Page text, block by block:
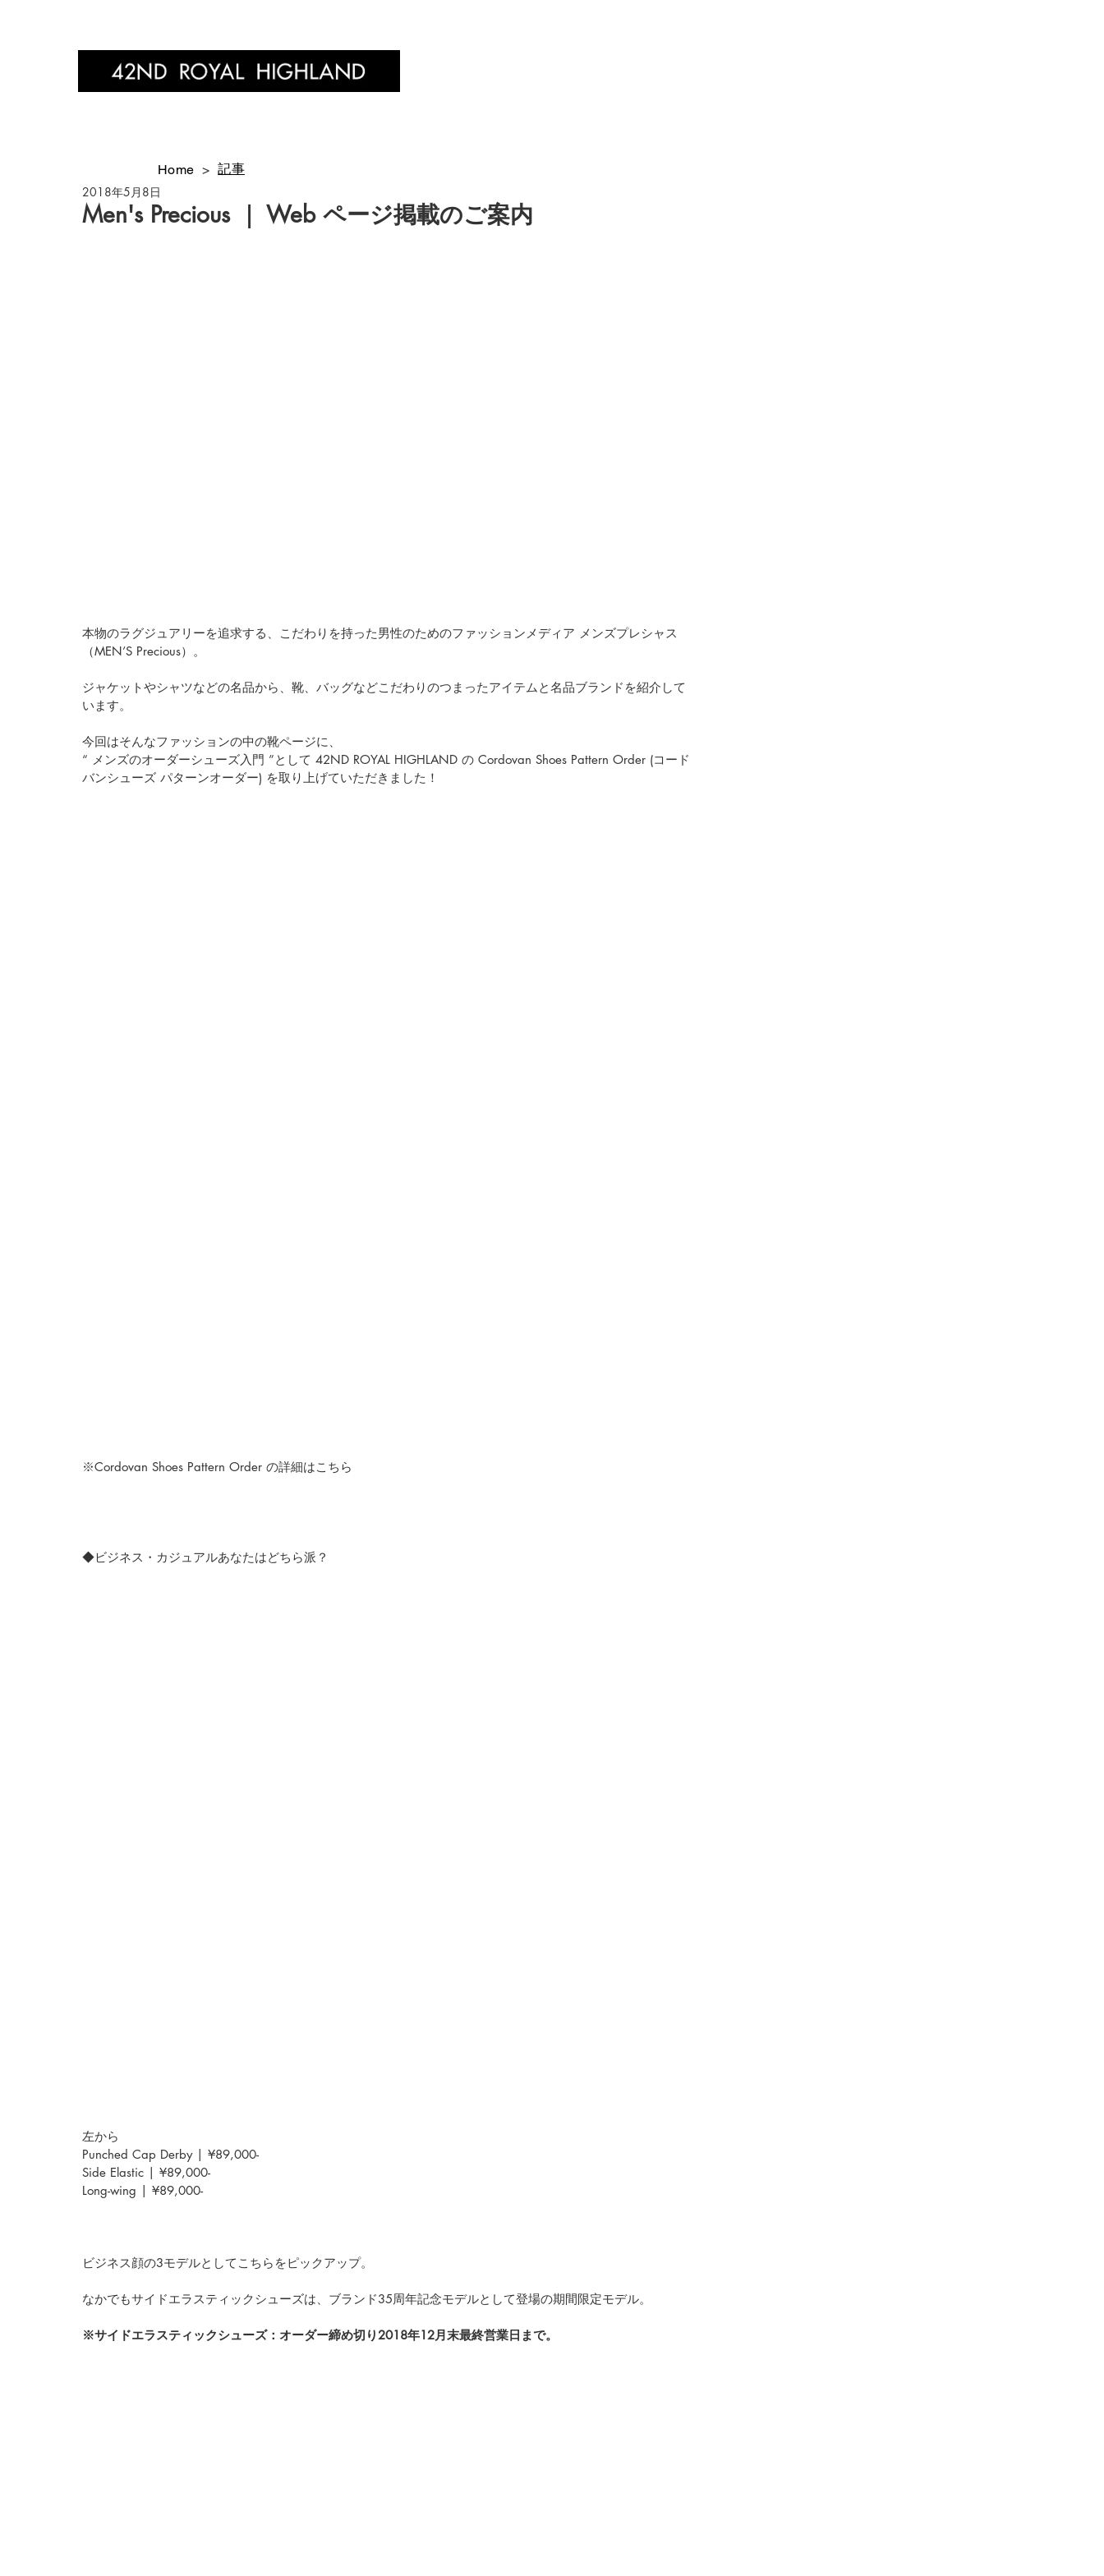
Men's Precious ｜ Web ページ掲載のご案内
2018年5月8日
本物のラグジュアリーを追求する、こだわりを持った男性のためのファッションメディア メンズプレシャス
（MEN’S Precious）。
ジャケットやシャツなどの名品から、靴、バッグなどこだわりのつまったアイテムと名品ブランドを紹介して
います。
今回はそんなファッションの中の靴ページに、
“ メンズのオーダーシューズ入門 ”として 42ND ROYAL HIGHLAND の Cordovan Shoes Pattern Order (コード
バンシューズ パターンオーダー) を取り上げていただきました！
※Cordovan Shoes Pattern Order の詳細はこちら
◆ビジネス・カジュアルあなたはどちら派？
左から
Punched Cap Derby | ¥89,000-
Side Elastic | ¥89,000-
Long-wing | ¥89,000-
ビジネス顔の3モデルとしてこちらをピックアップ。
なかでもサイドエラスティックシューズは、ブランド35周年記念モデルとして登場の期間限定モデル。
※サイドエラスティックシューズ：オーダー締め切り2018年12月末最終営業日まで。
Home > 記事